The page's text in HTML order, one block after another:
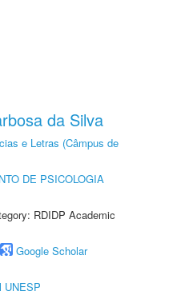
da Silva
e Letras (Câmpus de
DE PSICOLOGIA
RDIDP Academic
Google Scholar
UNESP